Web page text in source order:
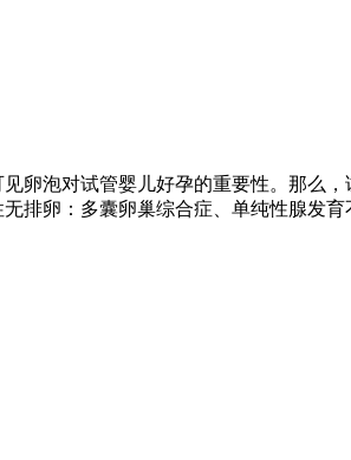
卵泡对试管婴儿好孕的重要性。那么
排卵：多囊卵巢综合症、单纯性腺发